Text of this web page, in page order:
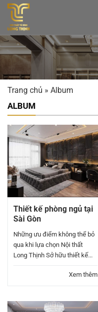
Bỏ
qua
nội
dung
Trang chủ » Album
ALBUM
Thiết kế phòng ngủ tại
Sài Gòn
Những ưu điểm không thể bỏ
qua khi lựa chọn Nội thất
Long Thịnh Sở hữu thiết kế...
Xem thêm